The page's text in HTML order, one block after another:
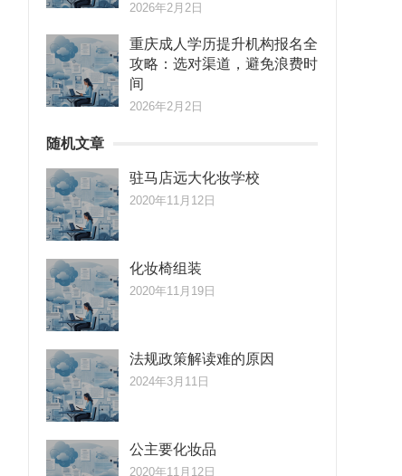
2026年2月2日
重庆成人学历提升机构报名全
攻略：选对渠道，避免浪费时
间
2026年2月2日
随机文章
驻马店远大化妆学校
2020年11月12日
化妆椅组装
2020年11月19日
法规政策解读难的原因
2024年3月11日
公主要化妆品
2020年11月12日